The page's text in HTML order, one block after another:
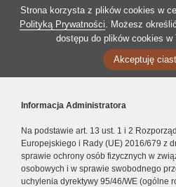
Strona korzysta z plików cookies w
Polityką Prywatności. Możesz
dostępu do plików cookies w
Akceptuję
Informacja Administratora
Na podstawie art. 13 ust. 1 i 2
Europejskiego i Rady (UE) 2016/679 z
sprawie ochrony osób fizycznych w
osobowych i w sprawie swobodnego
uchylenia dyrektywy 95/46/WE (ogólne